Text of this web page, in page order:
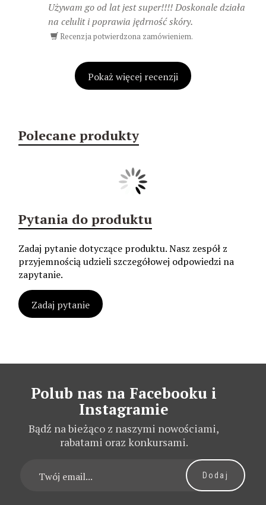
Używam go od lat jest super!!!! Doskonale działa
na celulit i poprawia jędrność skóry.
Recenzja potwierdzona zamówieniem.
Pokaż więcej recenzji
Polecane produkty
Pytania do produktu
Zadaj pytanie dotyczące produktu. Nasz zespół z
przyjemnością udzieli szczegółowej odpowiedzi na
zapytanie.
Zadaj pytanie
Polub nas na Facebooku i
Instagramie
Bądź na bieżąco z naszymi nowościami,
rabatami oraz konkursami.